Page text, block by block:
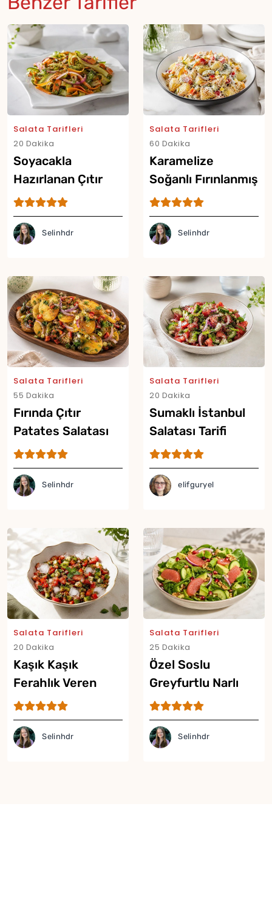
Salata Tarifleri
20 Dakika
Soyacakla
Hazırlanan Çıtır
Salata Tarifi
Selinhdr
Salata Tarifleri
60 Dakika
Karamelize
Soğanlı Fırınlanmış
Patates Salatası
Tarifi
Selinhdr
Salata Tarifleri
55 Dakika
Fırında Çıtır
Patates Salatası
Tarifi
Selinhdr
Salata Tarifleri
20 Dakika
Sumaklı İstanbul
Salatası Tarifi
elifguryel
Salata Tarifleri
20 Dakika
Kaşık Kaşık
Ferahlık Veren
Buzlu Salata Tarifi
Selinhdr
Salata Tarifleri
25 Dakika
Özel Soslu
Greyfurtlu Narlı
Salata Tarifi
Selinhdr